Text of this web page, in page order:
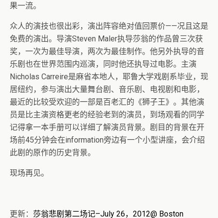
果一流。
众人的演技也很出彩，演出阵容绝对值回票价——况且这是
免费的演出。导演Steven Maler执导莎翁的作品曾三次获
奖，一次为最佳导演，两次为最佳制作。他另外执导的音
乐剧也在世界范围内巡演，同时他还执导过电影。主演
Nicholas Carreire是麻省本地人，耶鲁大学戏剧系毕业，现
居纽约，参与演出大量舞台剧、音乐剧、电视剧和电影，
最近的比较受欢迎的一部是百老汇的《狮子王》。其他演
员是比主演资格更老的经验老到的演员，到场观看的同学
记得拿一本手册可以详细了解演员背景。剧目的背景在开
场前45分钟会在information旁边有一个小型讲座，会介绍
此剧的原作的历史背景。
现场再见。
更新： 莎翁悲剧第二场记–July 26，2012@ Boston